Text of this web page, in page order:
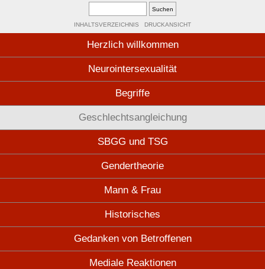
INHALTSVERZEICHNIS DRUCKANSICHT
Herzlich willkommen
Neurointersexualität
Begriffe
Geschlechtsangleichung
SBGG und TSG
Gendertheorie
Mann & Frau
Historisches
Gedanken von Betroffenen
Mediale Reaktionen